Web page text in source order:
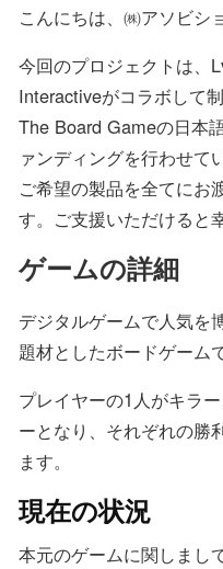
こんにちは、㈱アソビシ
今回のプロジェクトは、
Interactiveがコラボして
The Board Gameの日本
ァンディングを行わせて
ご希望の製品を全てにお
す。ご支援いただけると
ゲームの詳細
デジタルゲームで人気を
題材としたボードゲーム
プレイヤーの1人がキラ
ーとなり、それぞれの勝
ます。
現在の状況
本元のゲームに関しまし